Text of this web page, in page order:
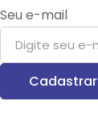
Seu e-mail